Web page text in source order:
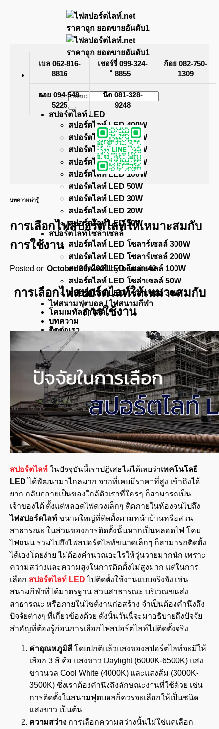
Search
for:
สปอร์ตไลท์ LED
สปอร์ตไลท์ LED 400W
สปอร์ตไลท์ LED 300W
สปอร์ตไลท์ LED 200W
สปอร์ตไลท์ LED 150W
สปอร์ตไลท์ LED 100W
สปอร์ตไลท์ LED 50W
สปอร์ตไลท์ LED 30W
สปอร์ตไลท์ LED 20W
สปอร์ตไลท์ LED 10W
สปอร์ตไลท์โซล่าเซลล์
สปอร์ตไลท์ LED โซลาร์เซลล์ 300W
สปอร์ตไลท์ LED โซลาร์เซลล์ 200W
สปอร์ตไลท์ LED โซล่าเซลล์ 100W
สปอร์ตไลท์ LED โซล่าเซลล์ 50W
สปอร์ตไลท์ LED โซล่าเซลล์ 30W
ไฟสนามฟุตบอล / ไฟสนามกีฬา
โคมเมทัลฮาไลด์
บทความ
ติดต่อเรา
เบล 062-816-
8816
เชอร์รี่ 099-324-
8855
ก้อย 082-750-
1309
ออย 094-548-
5225
นิต 081-328-
9248
บทความน่ารู้
การเลือกไฟสปอร์ตไลท์ให้เหมาะสมกับ
การใช้งาน
Posted on October 30, 2021 bybewate42
การเลือกไฟสปอร์ตไลท์ให้เหมาะสมกับ
การใช้งาน
สปอร์ตไลท์ ในปัจจุบันนี้เราปฎิเสธไม่ได้เลยว่าเทคโนโลยี
LED ได้พัฒนามาไกลมาก จากที่เคยมีราคาที่สูง เข้าถึงได้
ยาก กลับกลายเป็นของใกล้ตัวเราที่ใครๆ ก็สามารถเป็น
เจ้าของได้ ตั้งแต่หลอดไฟดวงเล็กๆ ติดภายในห้องจนไปถึง
ไฟสปอร์ตไลท์ ขนาดใหญ่ที่ติดตั้งตามหน้าบ้านหรือสวน
สาธารณะ ในส่วนของการติดตั้งนั้นหากเป็นหลอดไฟ โคม
ไฟถนน รวมไปถึงไฟสปอร์ตไลท์ขนาดเล็กๆ ก็สามารถติดตั้ง
ได้เองโดยง่าย ไม่ต้องคำนวณอะไรให้วุ่นวายมากนัก เพราะ
ความสว่างและความสูงในการติดตั้งไม่สูงมาก แต่ในการ
เลือก สปอร์ตไลท์ LED ไปติดตั้งใช้งานแบบจริงจัง เช่น
สนามกีฬาที่ได้มาตรฐาน สวนสาธารณะ บริเวณขนส่ง
สาธารณะ หรือภายในไซต์งานก่อสร้าง จำเป็นต้องคำนึงถึง
ปัจจัยต่างๆ ที่เกี่ยวข้องด้วย ดังนั้นวันนี้จะมาอธิบายถึงปัจจัย
สำคัญที่ต้องรู้ก่อนการเลือกไฟสปอร์ตไลท์ไปติดตั้งจริง
ค่าอุณหภูมิสี โดยปกติแล้วแสงของสปอร์ตไลท์จะมีให้
เลือก 3 สี คือ แสงขาว Daylight (6000K-6500K) แสง
ขาวนวล Cool White (4000K) และแสงส้ม (3000K-
3500K) ซึ่งเราต้องคำนึงถึงลักษณะงานที่ใช้ด้วย เช่น
การติดตั้งในสนามฟุตบอลก็ควรจะเลือกให้เป็นชนิด
แสงขาว เป็นต้น
ความสว่าง การเลือกความสว่างนั้นไม่ใช่แค่เลือก